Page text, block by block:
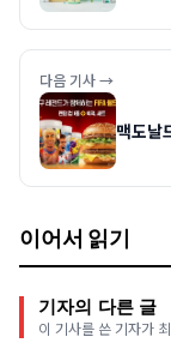
다음 기사 →
맥도날
이어서 읽기
기자의 다른 글
이 기사를 쓴 기자가